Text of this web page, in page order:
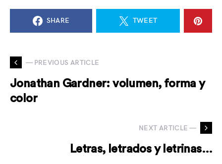
SHARE TWEET
— PREVIOUS ARTICLE
Jonathan Gardner: volumen, forma y
color
NEXT ARTICLE —
Letras, letrados y letrinas…